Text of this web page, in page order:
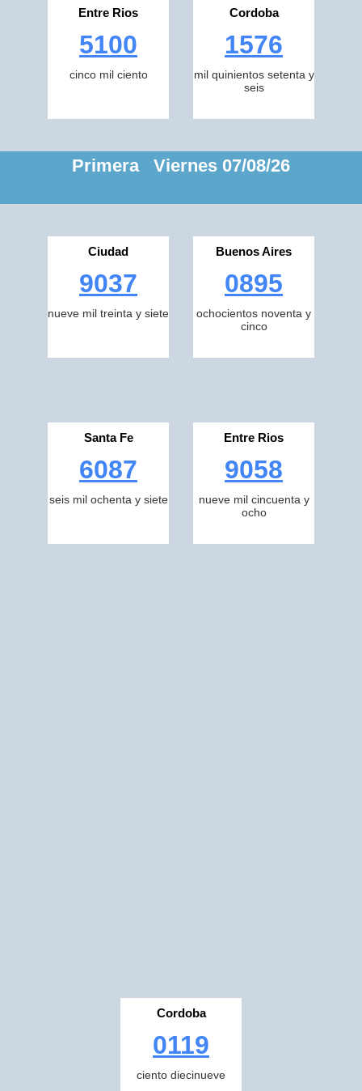
Entre Rios
5100
cinco mil ciento
Cordoba
1576
mil quinientos setenta y
seis
Primera Viernes 07/08/26
Ciudad
9037
nueve mil treinta y siete
Buenos Aires
0895
ochocientos noventa y
cinco
Santa Fe
6087
seis mil ochenta y siete
Entre Rios
9058
nueve mil cincuenta y
ocho
Cordoba
0119
ciento diecinueve